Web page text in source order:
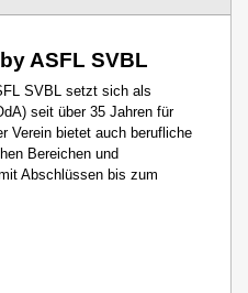
ASFL SVBL
SVBL setzt sich als
seit über 35 Jahren für
Verein bietet auch berufliche
Bereichen und
Abschlüssen bis zum